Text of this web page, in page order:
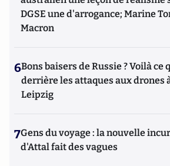
DGSE une d'arrogance; Marine
Macron
6Bons baisers de Russie ? Voilà ce
derrière les attaques aux drones
Leipzig
7Gens du voyage : la nouvelle
d'Attal fait des vagues